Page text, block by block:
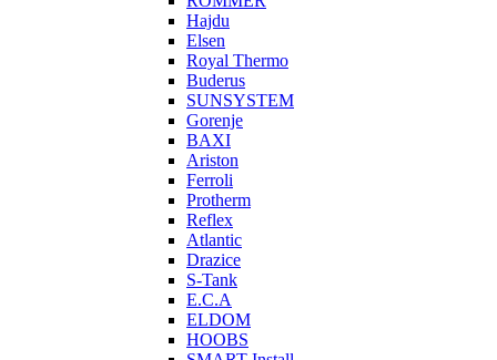
Hajdu
Elsen
Royal Thermo
Buderus
SUNSYSTEM
Gorenje
BAXI
Ariston
Ferroli
Protherm
Reflex
Atlantic
Drazice
S-Tank
E.C.A
ELDOM
HOOBS